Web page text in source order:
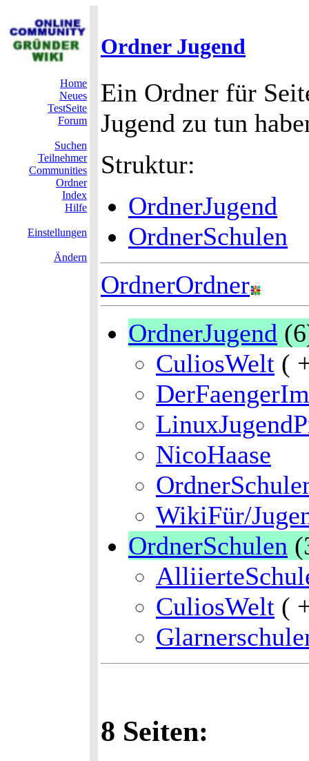
Ordner Jugend
Home
Neues
TestSeite
Forum
Suchen
Teilnehmer
Communities
Ordner
Index
Hilfe
Einstellungen
Ändern
Ein Ordner für
Jugend zu tun
Struktur:
OrdnerJugend
OrdnerSchulen
OrdnerOrdner
OrdnerJugend
CuliosWelt (
NicoHaase
WikiFür/
OrdnerSchulen
CuliosWelt (
8 Seiten: